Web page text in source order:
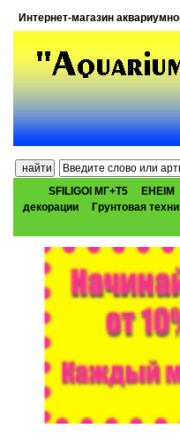
Интернет-магазин
SFILIGOI МГ+Т5 EHEIM
декорации
Грунтовая